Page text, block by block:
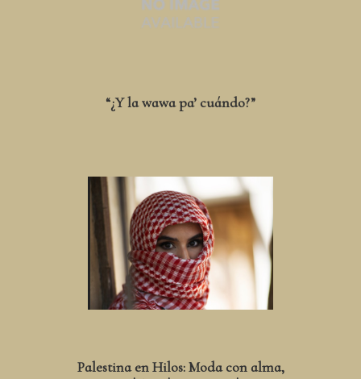
“¿Y la wawa pa’ cuándo?”
Palestina en Hilos: Moda con alma,